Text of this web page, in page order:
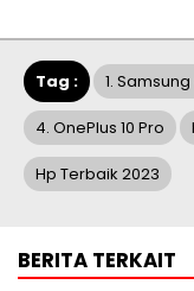
Tag : 1.
4. OnePlus 10 Pro
Hp Terbaik 2023
BERITA TERKAIT